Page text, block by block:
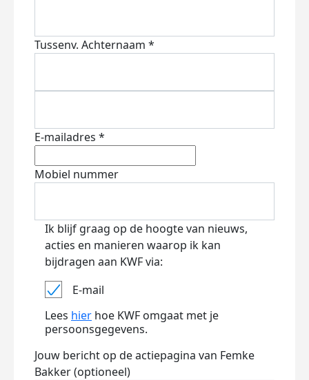
Tussenv. Achternaam *
E-mailadres *
Mobiel nummer
Ik blijf graag op de hoogte van nieuws,
acties en manieren waarop ik kan
bijdragen aan KWF via:
E-mail
Lees hier hoe KWF omgaat met je
persoonsgegevens.
Jouw bericht op de actiepagina van Femke
Bakker (optioneel)